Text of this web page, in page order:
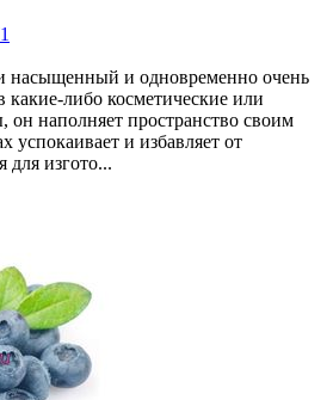
насыщенный и одновременно очень
либо косметические или
наполняет пространство своим
успокаивает и избавляет от
для изгото...